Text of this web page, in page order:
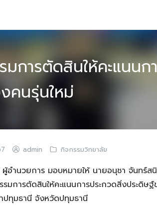
การตัดสินให้คะแนนก
คนรุ่นใหม่
admin กิจกรรมวิทยาลัย
อำนวยการ มอบหมายให้ นายอนุชา จันทร์ส
มการตัดสินให้คะแนนการประกวดสิ่งประดิษ
ทุมธานี จังหวัดปทุมธานี